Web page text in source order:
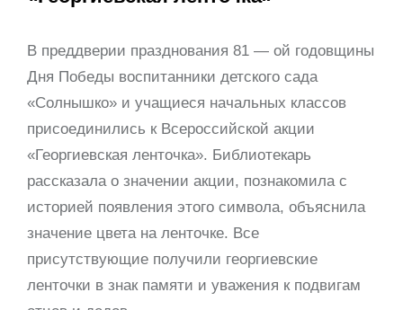
В преддверии празднования 81 — ой годовщины
Дня Победы воспитанники детского сада
«Солнышко» и учащиеся начальных классов
присоединились к Всероссийской акции
«Георгиевская ленточка». Библиотекарь
рассказала о значении акции, познакомила с
историей появления этого символа, объяснила
значение цвета на ленточке. Все
присутствующие получили георгиевские
ленточки в знак памяти и уважения к подвигам